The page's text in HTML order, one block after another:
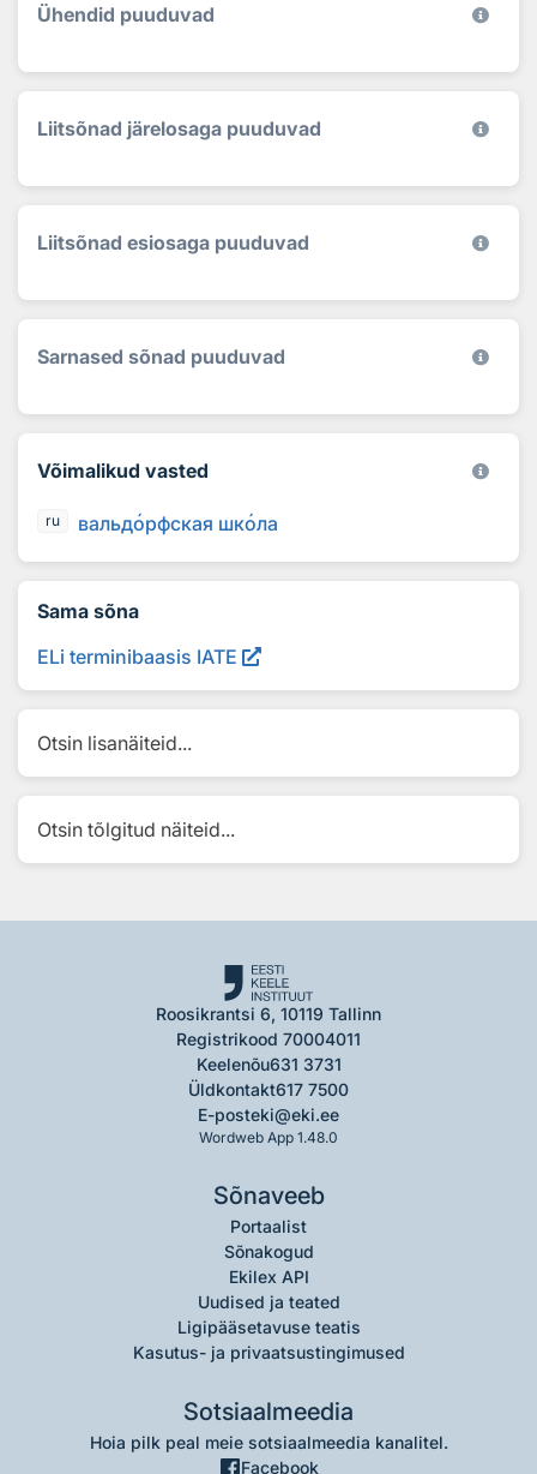
Ühendid puuduvad
Liitsõnad järelosaga puuduvad
Liitsõnad esiosaga puuduvad
Sarnased sõnad puuduvad
Võimalikud vasted
ru вальдорфская школа
Sama sõna
ELi terminibaasis IATE
Otsin lisanäiteid...
Otsin tõlgitud näiteid...
Roosikrantsi 6, 10119 Tallinn
Registrikood 70004011
Keelenõu631 3731
Üldkontakt617 7500
E-posteki@eki.ee
Wordweb App 1.48.0
Sõnaveeb
Portaalist
Sõnakogud
Ekilex API
Uudised ja teated
Ligipääsetavuse teatis
Kasutus- ja privaatsustingimused
Sotsiaalmeedia
Hoia pilk peal meie sotsiaalmeedia kanalitel.
Facebook